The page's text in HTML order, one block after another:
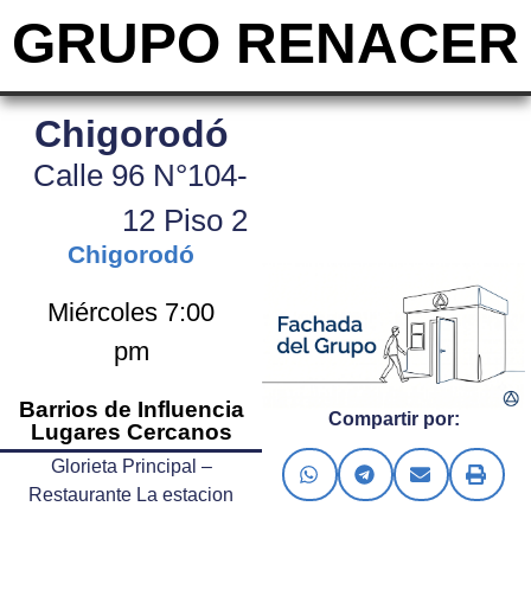
GRUPO RENACER
Chigorodó
Calle 96 N°104-
12 Piso 2
Chigorodó
Miércoles 7:00
pm
Barrios de Influencia
Lugares Cercanos
Glorieta Principal –
Restaurante La estacion
Compartir por: